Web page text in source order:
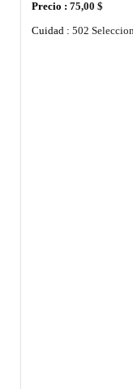
Precio : 75,00 $
Cuidad : 502